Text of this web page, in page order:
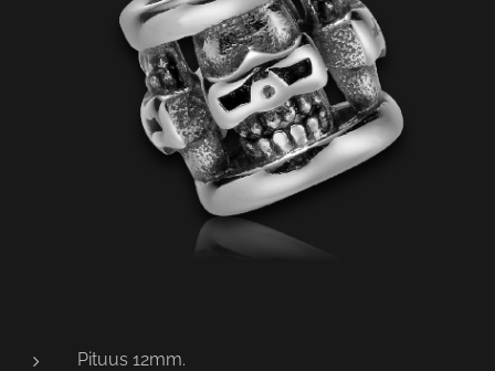
Pituus 12mm.